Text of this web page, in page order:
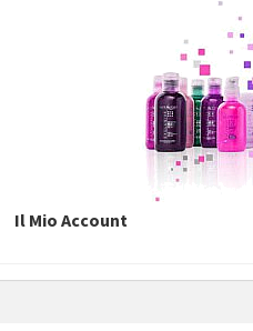
Il Mio Account